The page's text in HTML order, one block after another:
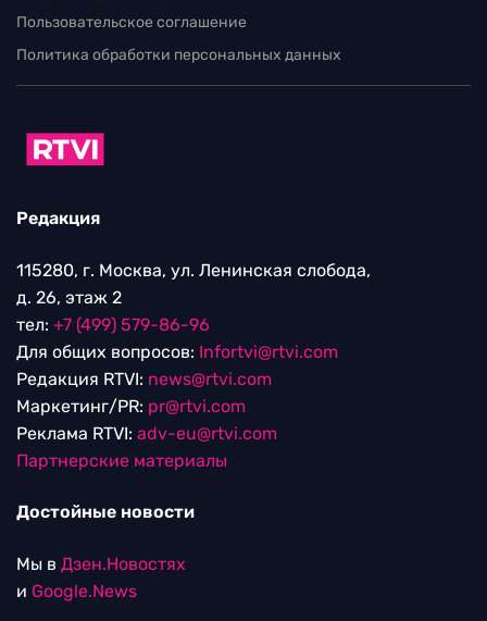
Пользовательское соглашение
Политика обработки персональных данных
Редакция
115280, г. Москва, ул. Ленинская слобода,
д. 26, этаж 2
тел: +7 (499) 579-86-96
Для общих вопросов: Infortvi@rtvi.com
Редакция RTVI: news@rtvi.com
Маркетинг/PR: pr@rtvi.com
Реклама RTVI: adv-eu@rtvi.com
Партнерские материалы
Достойные новости
Мы в Дзен.Новостях
и Google.News